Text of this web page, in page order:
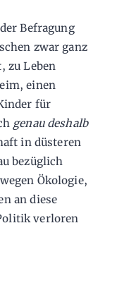
Befragung
zwar ganz
zu Leben
einen
für
genau deshalb
in düsteren
bezüglich
Ökologie,
an diese
verloren